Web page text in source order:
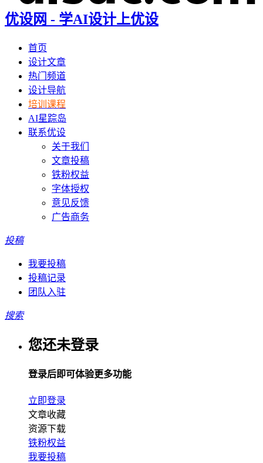
优设网 - 学AI设计上优设
首页
设计文章
热门频道
设计导航
培训课程
AI星踪岛
联系优设
关于我们
文章投稿
铁粉权益
字体授权
意见反馈
广告商务
投稿
我要投稿
投稿记录
团队入驻
搜索
您还未登录
登录后即可体验更多功能
立即登录
文章收藏
资源下载
铁粉权益
我要投稿